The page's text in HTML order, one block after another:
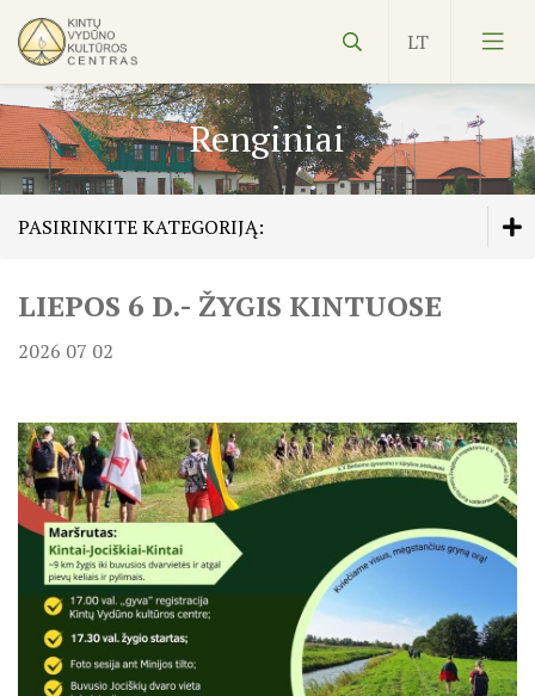
Ekspozicijos
Kultūros pasas
NVŠ
Veiklos planas
KILNOJAMOJI Emalio darbų paroda KLAIPĖDOS
ŠILUTĖS ŽRVVG ,,ŽUVĖJŲ KRAŠTAS" PROJEKTAS 2025/
KULTŪROS MINISTERIJOS PROJEKTAS ''KODAS:
Renginiai
PASIRINKITE KATEGORIJĄ:
Veiklos planas
LIEPOS 6 D.- ŽYGIS KINTUOSE
2026 07 02